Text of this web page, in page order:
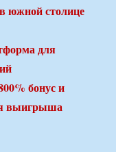
южной столице
для
бонус и
выигрыша